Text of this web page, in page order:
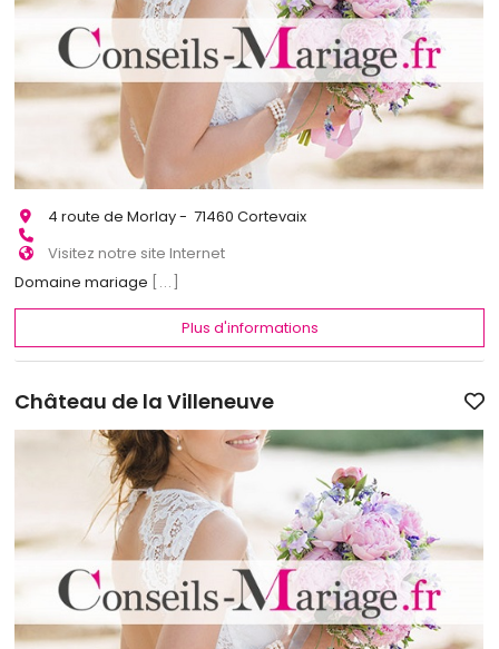
4 route de Morlay - 71460 Cortevaix
Visitez notre site Internet
Domaine mariage
[...]
Plus d'informations
Château de la Villeneuve